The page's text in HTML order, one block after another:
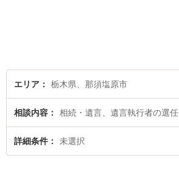
エリア 栃木県、那須塩原市
相談内容 相続・遺言、遺言執行者の選任
詳細条件 未選択